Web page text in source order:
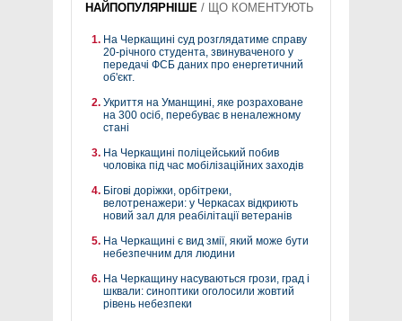
НАЙПОПУЛЯРНІШЕ / ЩО КОМЕНТУЮТЬ
На Черкащині суд розглядатиме справу
20-річного студента, звинуваченого у
передачі ФСБ даних про енергетичний
об'єкт.
Укриття на Уманщині, яке розраховане
на 300 осіб, перебуває в неналежному
стані
На Черкащині поліцейський побив
чоловіка під час мобілізаційних заходів
Бігові доріжки, орбітреки,
велотренажери: у Черкасах відкриють
новий зал для реабілітації ветеранів
На Черкащині є вид змії, який може бути
небезпечним для людини
На Черкащину насуваються грози, град і
шквали: синоптики оголосили жовтий
рівень небезпеки